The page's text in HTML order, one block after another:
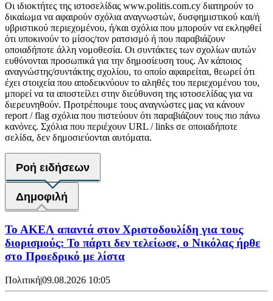
Οι ιδιοκτήτες της ιστοσελίδας www.politis.com.cy διατηρούν το
δικαίωμα να αφαιρούν σχόλια αναγνωστών, δυσφημιστικού και/ή
υβριστικού περιεχομένου, ή/και σχόλια που μπορούν να εκληφθεί
ότι υποκινούν το μίσος/τον ρατσισμό ή που παραβιάζουν
οποιαδήποτε άλλη νομοθεσία. Οι συντάκτες των σχολίων αυτών
ευθύνονται προσωπικά για την δημοσίευση τους. Αν κάποιος
αναγνώστης/συντάκτης σχολίου, το οποίο αφαιρείται, θεωρεί ότι
έχει στοιχεία που αποδεικνύουν το αληθές του περιεχομένου του,
μπορεί να τα αποστείλει στην διεύθυνση της ιστοσελίδας για να
διερευνηθούν. Προτρέπουμε τους αναγνώστες μας να κάνουν
report / flag σχόλια που πιστεύουν ότι παραβιάζουν τους πιο πάνω
κανόνες. Σχόλια που περιέχουν URL / links σε οποιαδήποτε
σελίδα, δεν δημοσιεύονται αυτόματα.
Ροή ειδήσεων
Δημοφιλή
Το ΑΚΕΛ απαντά στον Χριστοδουλίδη για τους
διορισμούς: Το πάρτι δεν τελείωσε, ο Νικόλας ήρθε
στο Προεδρικό με λίστα
Πολιτική|09.08.2026 10:05